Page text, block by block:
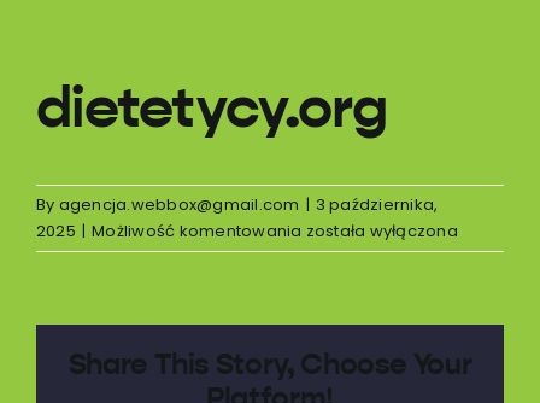
dietetycy.org
By agencja.webbox@gmail.com | 3 października,
2025 | Możliwość komentowania dietetycy.org
została wyłączona
Share This Story, Choose Your